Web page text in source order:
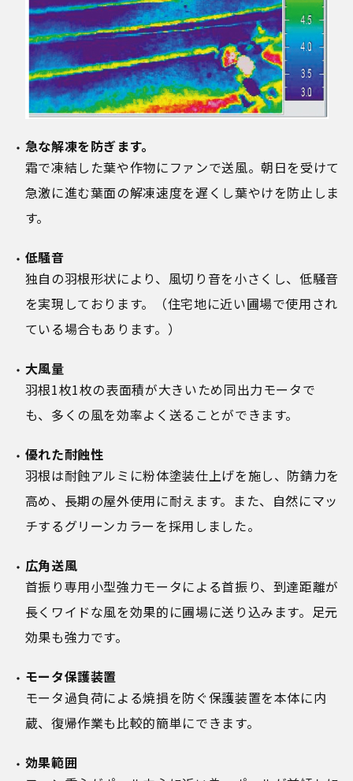
急な解凍を防ぎます。
霜で凍結した葉や作物にファンで送風。朝日を受けて
急激に進む葉面の解凍速度を遅くし葉やけを防止しま
す。
低騒音
独自の羽根形状により、風切り音を小さくし、低騒音
を実現しております。（住宅地に近い圃場で使用され
ている場合もあります。）
大風量
羽根1枚1枚の表面積が大きいため同出力モータで
も、多くの風を効率よく送ることができます。
優れた耐蝕性
羽根は耐蝕アルミに粉体塗装仕上げを施し、防錆力を
高め、長期の屋外使用に耐えます。また、自然にマッ
チするグリーンカラーを採用しました。
広角送風
首振り専用小型強力モータによる首振り、到達距離が
長くワイドな風を効果的に圃場に送り込みます。足元
効果も強力です。
モータ保護装置
モータ過負荷による焼損を防ぐ保護装置を本体に内
蔵、復帰作業も比較的簡単にできます。
効果範囲